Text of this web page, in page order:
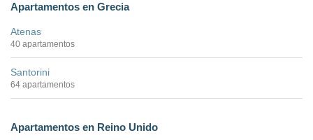
Apartamentos en Grecia
Atenas
40 apartamentos
Santorini
64 apartamentos
Apartamentos en Reino Unido